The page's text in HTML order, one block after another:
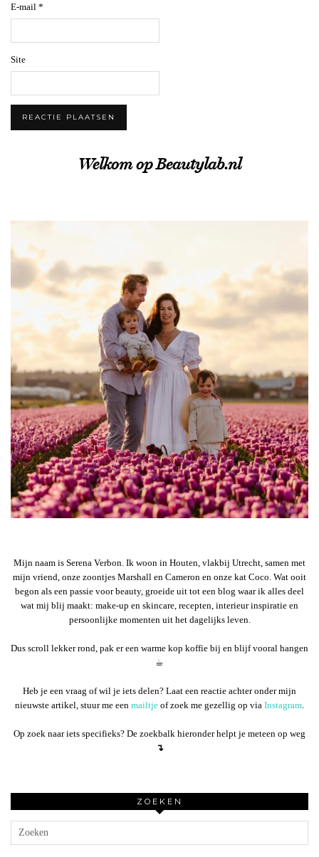
E-mail *
Site
Welkom op Beautylab.nl
Mijn naam is Serena Verbon. Ik woon in Houten, vlakbij Utrecht, samen met
mijn vriend, onze zoontjes Marshall en Cameron en onze kat Coco. Wat ooit
begon als een passie voor beauty, groeide uit tot een blog waar ik alles deel
wat mij blij maakt: make-up en skincare, recepten, interieur inspiratie en
persoonlijke momenten uit het dagelijks leven.
Dus scroll lekker rond, pak er een warme kop koffie bij en blijf vooral hangen
☕︎
Heb je een vraag of wil je iets delen? Laat een reactie achter onder mijn
nieuwste artikel, stuur me een mailtje of zoek me gezellig op via Instagram
Op zoek naar iets specifieks? De zoekbalk hieronder helpt je meteen op weg
↴
ZOEKEN